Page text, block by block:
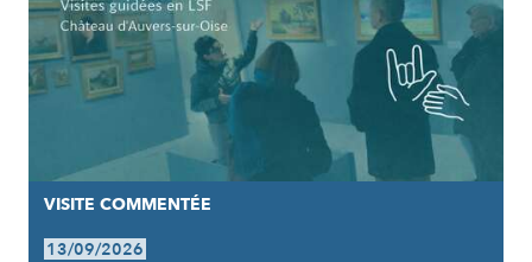
VISITE COMMENTÉE
13/09/2026